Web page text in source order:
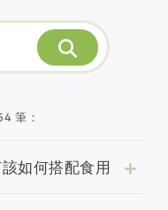
筆：
如何搭配食用